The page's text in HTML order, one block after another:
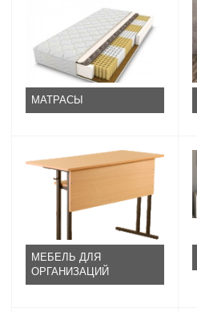
МАТРАСЫ
МЕБЕЛЬ ДЛЯ
ОРГАНИЗАЦИЙ